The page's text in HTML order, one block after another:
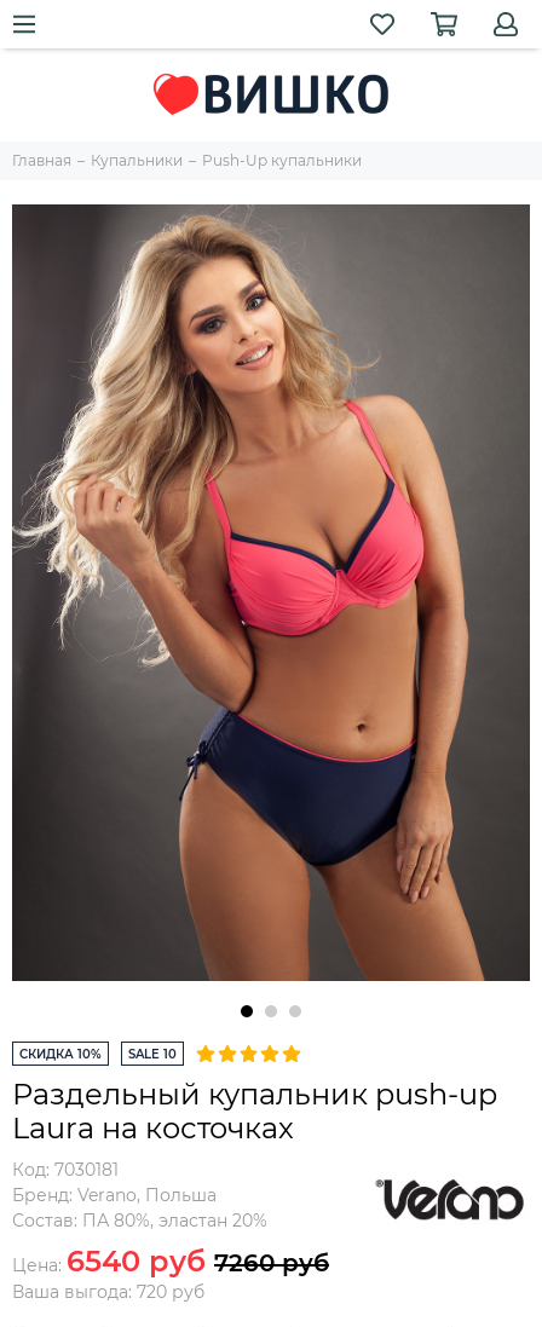
Главная Купальники Push-Up купальники
СКИДКА 10% SALE 10
Раздельный купальник push-up
Laura на косточках
Код: 7030181
Бренд: Verano, Польша
Состав: ПА 80%, эластан 20%
Цена: 6540 руб 7260 руб
Ваша выгода: 720 руб